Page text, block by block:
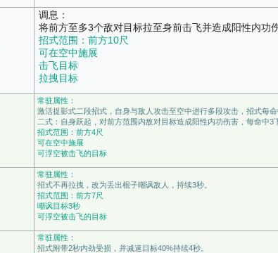
调息：
将前方至多3个敌对目标拉至身前击飞并造成阳性内功伤
招式范围：前方10尺
可在空中施展
击飞目标
拉拽目标
常驻属性：
激活捉影式二段招式，自身与敌人攻击至空中进行多段攻击，招式每
二式：自身跃起，对前方范围内敌对目标造成阳性内功伤害，每命中3
招式范围：前方4尺
可在空中施展
可浮空被击飞的目标
常驻属性：
招式不再拉拽，改为丢出棍子嘲讽敌人，持续3秒。
招式范围：前方7尺
嘲讽目标3秒
可浮空被击飞的目标
常驻属性：
招式附带2秒内劲受损，并减速目标40%持续4秒。